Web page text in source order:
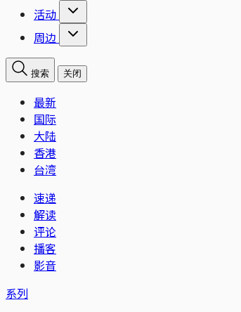
活动
周边
搜索 关闭
最新
国际
大陆
香港
台湾
速递
解读
评论
播客
影音
系列